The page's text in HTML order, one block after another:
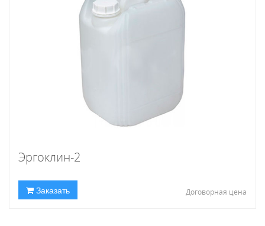
Эргоклин-2
Договорная цена
Заказать